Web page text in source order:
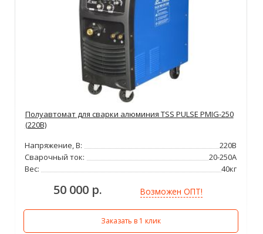
Полуавтомат для сварки алюминия TSS PULSE PMIG-250
(220В)
Напряжение, В:
220В
Сварочный ток:
20-250А
Вес:
40кг
50 000 р. Возможен ОПТ!
Заказать в 1 клик